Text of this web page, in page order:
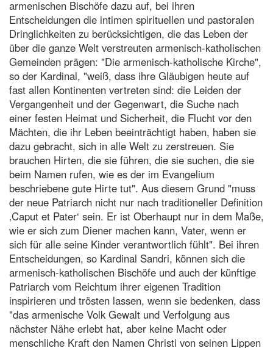
armenischen Bischöfe dazu auf, bei ihren
Entscheidungen die intimen spirituellen und pastoralen
Dringlichkeiten zu berücksichtigen, die das Leben der
über die ganze Welt verstreuten armenisch-katholischen
Gemeinden prägen: "Die armenisch-katholische Kirche",
so der Kardinal, "weiß, dass ihre Gläubigen heute auf
fast allen Kontinenten vertreten sind: die Leiden der
Vergangenheit und der Gegenwart, die Suche nach
einer festen Heimat und Sicherheit, die Flucht vor den
Mächten, die ihr Leben beeinträchtigt haben, haben sie
dazu gebracht, sich in alle Welt zu zerstreuen. Sie
brauchen Hirten, die sie führen, die sie suchen, die sie
beim Namen rufen, wie es der im Evangelium
beschriebene gute Hirte tut". Aus diesem Grund "muss
der neue Patriarch nicht nur nach traditioneller Definition
‚Caput et Pater‘ sein. Er ist Oberhaupt nur in dem Maße,
wie er sich zum Diener machen kann, Vater, wenn er
sich für alle seine Kinder verantwortlich fühlt". Bei ihren
Entscheidungen, so Kardinal Sandri, können sich die
armenisch-katholischen Bischöfe und auch der künftige
Patriarch vom Reichtum ihrer eigenen Tradition
inspirieren und trösten lassen, wenn sie bedenken, dass
"das armenische Volk Gewalt und Verfolgung aus
nächster Nähe erlebt hat, aber keine Macht oder
menschliche Kraft den Namen Christi von seinen Lippen